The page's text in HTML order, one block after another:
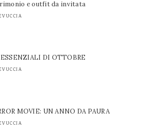
e outfit da invitata
DI OTTOBRE
MOVIE: UN ANNO DA PAURA